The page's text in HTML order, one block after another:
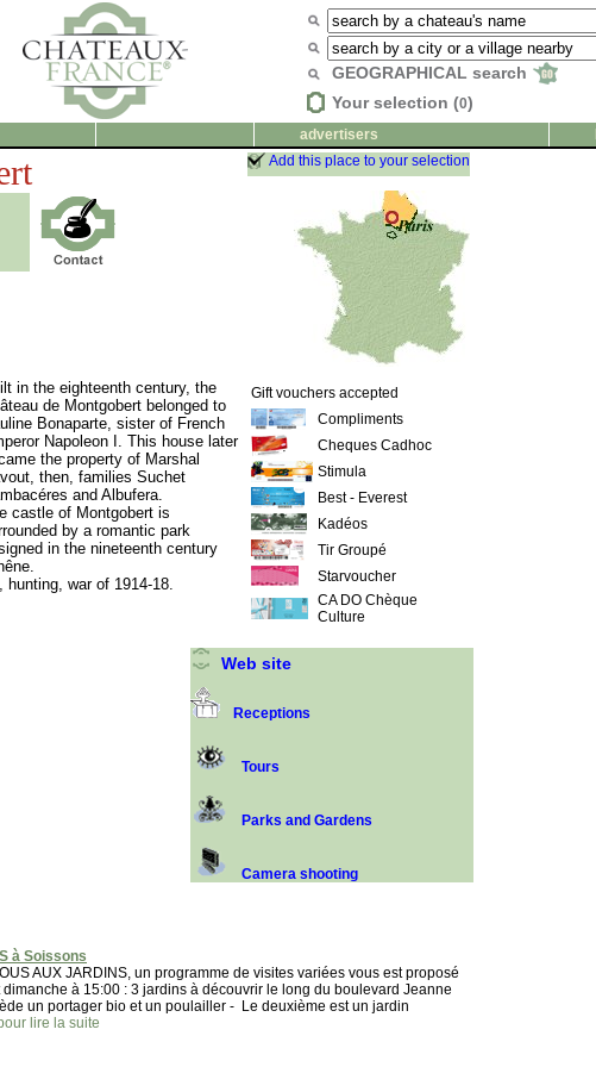
GEOGRAPHICAL search
Your selection (0)
advertisers
in the eighteenth century, the
de Montgobert belonged to
Bonaparte, sister of French
Napoleon I. This house later
the property of Marshal
then, families Suchet
and Albufera.
castle of Montgobert is
by a romantic park
in the nineteenth century
war of 1914-18.
Add this place to your selection
Gift vouchers accepted
Compliments
Cheques Cadhoc
Stimula
Best - Everest
Kadéos
Tir Groupé
Starvoucher
CA DO Chèque
Culture
Web site
Receptions
Tours
Parks and Gardens
Camera shooting
à Soissons
AUX JARDINS, un programme de visites variées vous est proposé
à 15:00 : 3 jardins à découvrir le long du boulevard Jeanne
un portager bio et un poulailler - Le deuxième est un jardin
lire la suite